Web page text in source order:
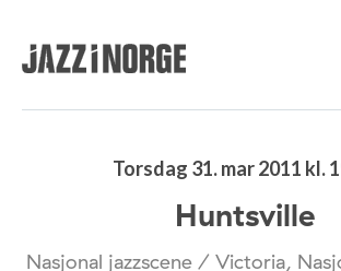
Torsdag 31. mar 2011 kl.
Huntsville
Nasjonal jazzscene / Victoria,